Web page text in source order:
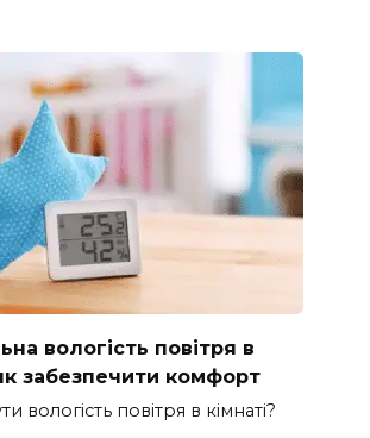
вологість повітря в
забезпечити комфорт
вологість повітря в кімнаті?